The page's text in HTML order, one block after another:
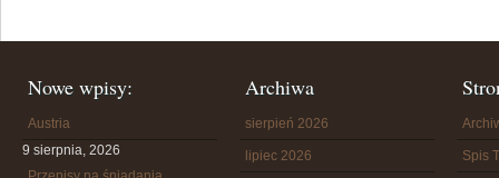
Nowe wpisy:
Austria
9 sierpnia, 2026
Archiwa
sierpień 2026
lipiec 2026 Spis